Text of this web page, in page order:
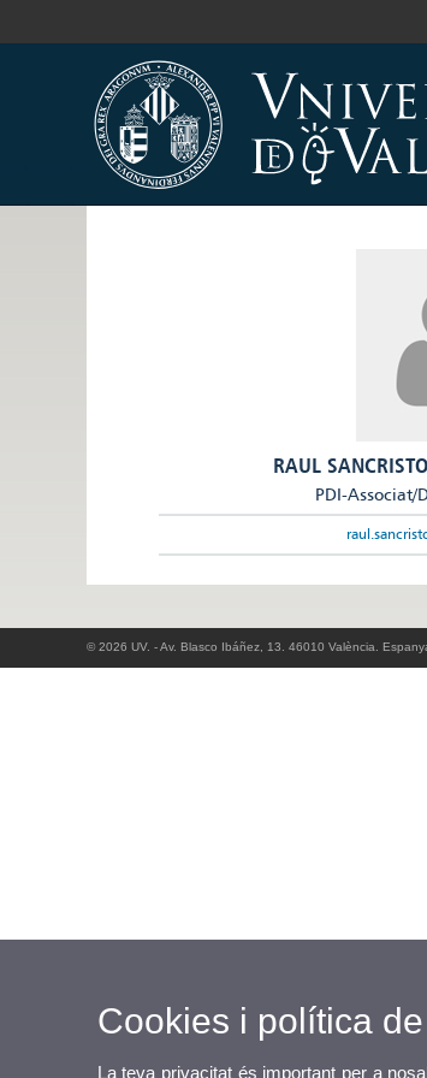
RAUL
PDI-Associat/
© 2026 UV. - Av. Blasco Ibáñez, 13. 46010 València.
Cookies i política
La teva privacitat és important per a